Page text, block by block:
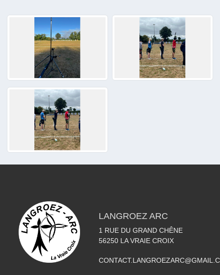
LANGROEZ ARC
1 RUE DU GRAND CHÊNE
56250 LA VRAIE CROIX